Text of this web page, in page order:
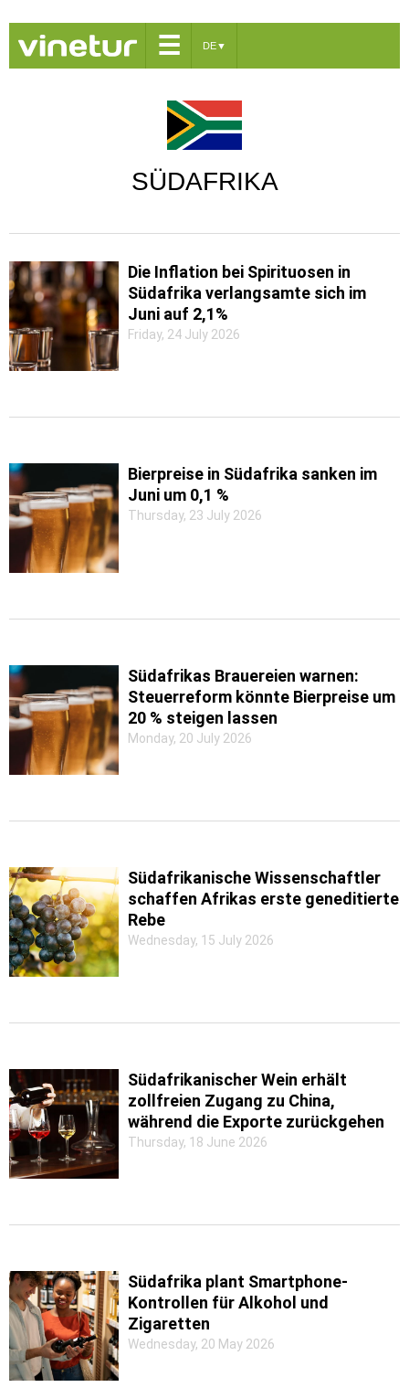
☰ DE▼
SÜDAFRIKA
Die Inflation bei Spirituosen in
Südafrika verlangsamte sich im
Juni auf 2,1%
Friday, 24 July 2026
Bierpreise in Südafrika sanken im
Juni um 0,1 %
Thursday, 23 July 2026
Südafrikas Brauereien warnen:
Steuerreform könnte Bierpreise um
20 % steigen lassen
Monday, 20 July 2026
Südafrikanische Wissenschaftler
schaffen Afrikas erste geneditierte
Rebe
Wednesday, 15 July 2026
Südafrikanischer Wein erhält
zollfreien Zugang zu China,
während die Exporte zurückgehen
Thursday, 18 June 2026
Südafrika plant Smartphone-
Kontrollen für Alkohol und
Zigaretten
Wednesday, 20 May 2026